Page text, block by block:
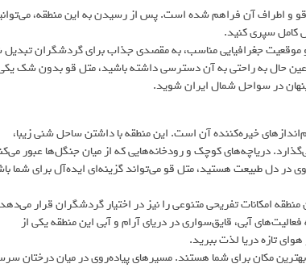
قو و اطراف آن فراهم شده است. پس از رسیدن به این منطقه،
کامل سپری کنید.
موقعیت جغرافیایی مناسب، به مقصدی جذاب برای گردشگران
حال به راحتی به آن دسترسی داشته باشید، متل قو بدون شک
در سواحل شمال ایران شوید.
خیره‌کننده آن است. این منطقه با داشتن ساحل شنی زیبا،
دریاچه‌های کوچک و رودخانه‌هایی که از میان جنگل‌ها عبور
در دل طبیعت هستید، متل قو می‌تواند گزینه‌ای ایده‌آل برای شما
امکانات تفریحی متنوعی را نیز در اختیار گردشگران قرار
آبی، قایق‌سواری در دریای آرام و آبی این منطقه یکی از
تازه دریا لذت ببرید.
مکان برای شما هستند. مسیرهای پیاده‌روی در میان درختان